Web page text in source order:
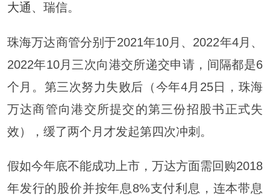
大通、瑞信。
珠海万达商管分别于2021年10月、2022年4月、
2022年10月三次向港交所递交申请，间隔都是6
个月。第三次努力失败后（今年4月25日，珠海
万达商管向港交所提交的第三份招股书正式失
效），缓了两个月才发起第四次冲刺。
假如今年底不能成功上市，万达方面需回购2018
年发行的股价并按年息8%支付利息，连本带息